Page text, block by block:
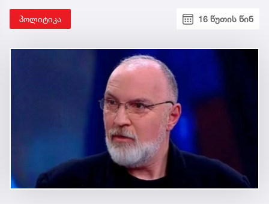
პოლიტიკა 16 წუთის წინ